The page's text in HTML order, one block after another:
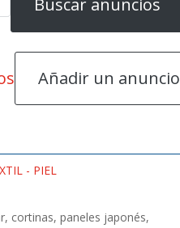
Añadir un anuncio
- PIEL
cortinas, paneles japonés,